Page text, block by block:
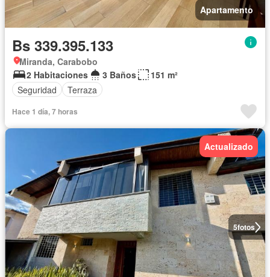
Apartamento
Bs 339.395.133
Miranda, Carabobo
2 Habitaciones
3 Baños
151 m²
Seguridad
Terraza
Hace 1 día, 7 horas
5fotos
Actualizado